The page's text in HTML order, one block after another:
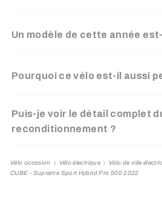
Un modèle de cette année
Pourquoi ce vélo est-il aussi
Puis-je voir le détail complet
reconditionnement ?
Vélo occasion Vélo électrique Vélo de ville
CUBE - Supreme Sport Hybrid Pro 500 2022